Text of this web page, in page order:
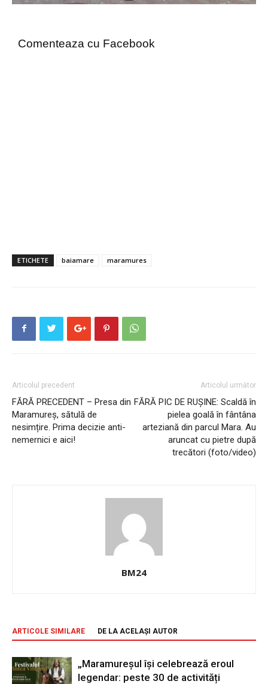
Comenteaza cu Facebook
ETICHETE baiamare maramures
Articolul precedent
FĂRĂ PRECEDENT – Presa din
Maramureș, sătulă de
nesimțire. Prima decizie anti-
nemernici e aici!
Articolul următor
FĂRĂ PIC DE RUȘINE: Scaldă în
pielea goală în fântâna
arteziană din parcul Mara. Au
aruncat cu pietre după
trecători (foto/video)
BM24
ARTICOLE SIMILARE DE LA ACELAȘI AUTOR
„Maramureșul își celebrează eroul
legendar: peste 30 de activități